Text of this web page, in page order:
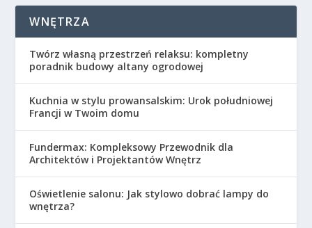
WNĘTRZA
Twórz własną przestrzeń relaksu: kompletny
poradnik budowy altany ogrodowej
Kuchnia w stylu prowansalskim: Urok południowej
Francji w Twoim domu
Fundermax: Kompleksowy Przewodnik dla
Architektów i Projektantów Wnętrz
Oświetlenie salonu: Jak stylowo dobrać lampy do
wnętrza?